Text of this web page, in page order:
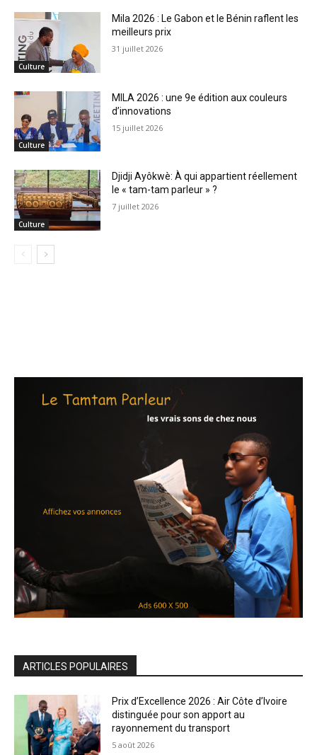
Culture
Mila 2026 : Le Gabon et le Bénin raflent les
meilleurs prix
31 juillet 2026
Culture
MILA 2026 : une 9e édition aux couleurs
d’innovations
15 juillet 2026
Culture
Djidji Ayôkwè: À qui appartient réellement
le « tam-tam parleur » ?
7 juillet 2026
ARTICLES POPULAIRES
Prix d’Excellence 2026 : Air Côte d’Ivoire
distinguée pour son apport au
rayonnement du transport
5 août 2026